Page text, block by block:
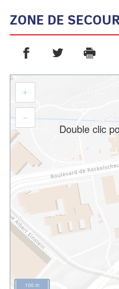
ZONE DE
PARTAGER SUR FACEBOOK
PARTAGER SUR
Aller
l'adresse
Double clic
+
–
100 m